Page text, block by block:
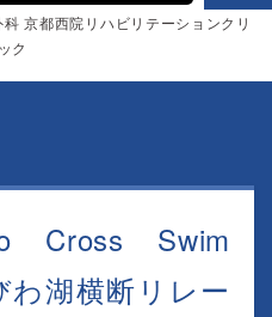
京都西院リハビリテーションクリ
ク
Swim
湖横断リレー